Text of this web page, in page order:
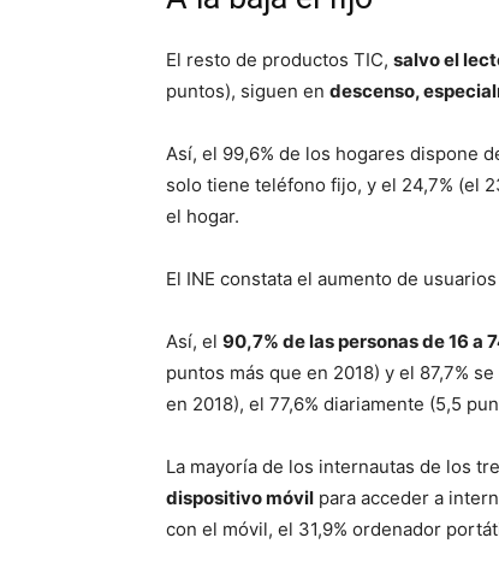
El resto de productos TIC, salvo el
puntos), siguen en descenso,
Así, el 99,6% de los hogares dispone
solo tiene teléfono fijo, y el 24,7% (el
el hogar.
El INE constata el aumento de
Así, el 90,7% de las personas de 16 a
puntos más que en 2018) y el 87,7%
en 2018), el 77,6% diariamente (5,5
La mayoría de los internautas de los
dispositivo móvil para acceder a
con el móvil, el 31,9% ordenador